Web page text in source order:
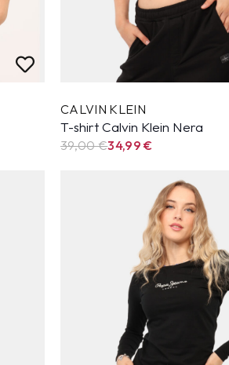
CALVIN KLEIN
T-shirt Calvin Klein Nera
39,00 €34,99€